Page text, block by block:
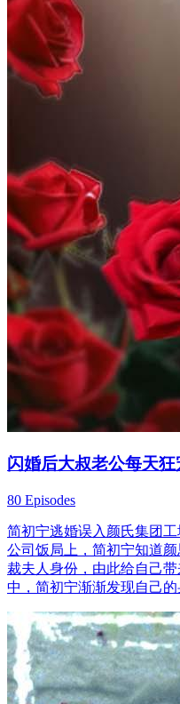
闪婚后大叔老公每天狂
80 Episodes
简初宁逃婚误入颜氏集团
公司饭局上，简初宁知道
裁夫人身份，由此给自己
中，简初宁渐渐发现自己的